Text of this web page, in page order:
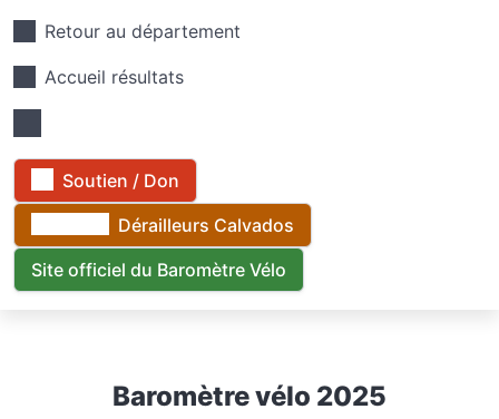
Retour au département
Accueil résultats
Soutien / Don
Dérailleurs Calvados
Site officiel du Baromètre Vélo
Baromètre vélo 2025